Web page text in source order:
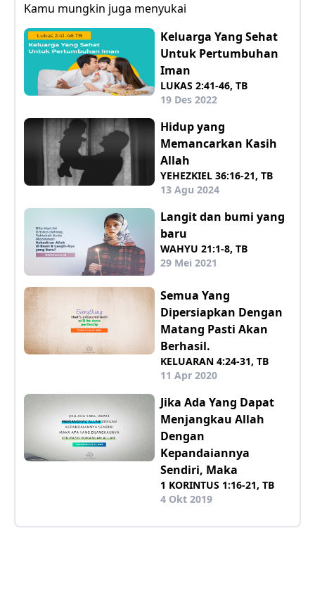
Kamu mungkin juga menyukai
Keluarga Yang Sehat
Untuk Pertumbuhan
Iman
LUKAS 2:41-46, TB
19 Des 2022
Hidup yang
Memancarkan Kasih
Allah
YEHEZKIEL 36:16-21, TB
13 Agu 2024
Langit dan bumi yang
baru
WAHYU 21:1-8, TB
29 Mei 2021
Semua Yang
Dipersiapkan Dengan
Matang Pasti Akan
Berhasil.
KELUARAN 4:24-31, TB
11 Apr 2020
Jika Ada Yang Dapat
Menjangkau Allah
Dengan
Kepandaiannya
Sendiri, Maka
1 KORINTUS 1:16-21, TB
4 Okt 2019